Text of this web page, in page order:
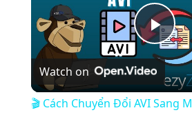
Watch on
🎬 Cách Chuyển Đổi AVI Sang